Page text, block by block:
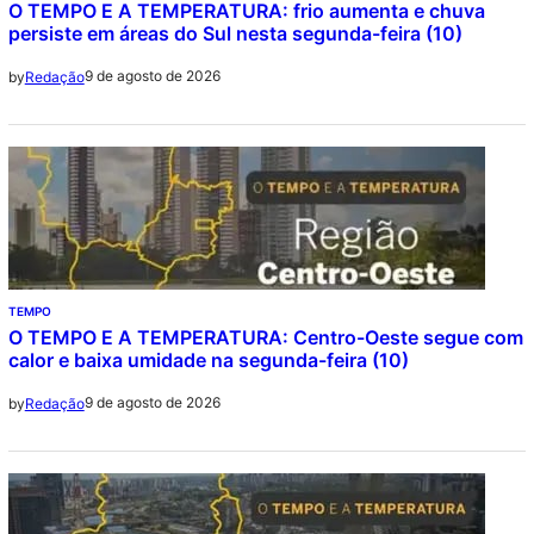
O TEMPO E A TEMPERATURA: frio aumenta e chuva
persiste em áreas do Sul nesta segunda-feira (10)
byRedação9 de agosto de 2026
TEMPO
O TEMPO E A TEMPERATURA: Centro-Oeste segue com
calor e baixa umidade na segunda-feira (10)
byRedação9 de agosto de 2026